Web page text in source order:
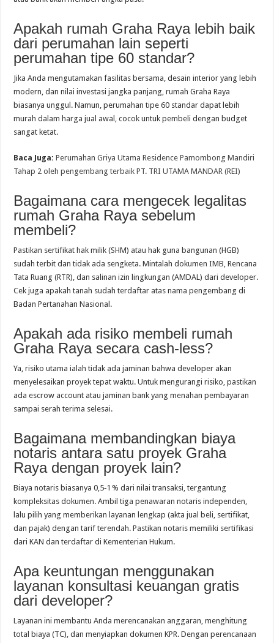
Apakah rumah Graha Raya lebih baik
dari perumahan lain seperti
perumahan tipe 60 standar?
Jika Anda mengutamakan fasilitas bersama, desain interior yang lebih
modern, dan nilai investasi jangka panjang, rumah Graha Raya
biasanya unggul. Namun, perumahan tipe 60 standar dapat lebih
murah dalam harga jual awal, cocok untuk pembeli dengan budget
sangat ketat.
Baca Juga: Perumahan Griya Utama Residence Pamombong Mandiri
Tahap 2 oleh pengembang terbaik PT. TRI UTAMA MANDAR (REI)
Bagaimana cara mengecek legalitas
rumah Graha Raya sebelum
membeli?
Pastikan sertifikat hak milik (SHM) atau hak guna bangunan (HGB)
sudah terbit dan tidak ada sengketa. Mintalah dokumen IMB, Rencana
Tata Ruang (RTR), dan salinan izin lingkungan (AMDAL) dari developer.
Cek juga apakah tanah sudah terdaftar atas nama pengembang di
Badan Pertanahan Nasional.
Apakah ada risiko membeli rumah
Graha Raya secara cash‑less?
Ya, risiko utama ialah tidak ada jaminan bahwa developer akan
menyelesaikan proyek tepat waktu. Untuk mengurangi risiko, pastikan
ada escrow account atau jaminan bank yang menahan pembayaran
sampai serah terima selesai.
Bagaimana membandingkan biaya
notaris antara satu proyek Graha
Raya dengan proyek lain?
Biaya notaris biasanya 0,5‑1 % dari nilai transaksi, tergantung
kompleksitas dokumen. Ambil tiga penawaran notaris independen,
lalu pilih yang memberikan layanan lengkap (akta jual beli, sertifikat,
dan pajak) dengan tarif terendah. Pastikan notaris memiliki sertifikasi
dari KAN dan terdaftar di Kementerian Hukum.
Apa keuntungan menggunakan
layanan konsultasi keuangan gratis
dari developer?
Layanan ini membantu Anda merencanakan anggaran, menghitung
total biaya (TC), dan menyiapkan dokumen KPR. Dengan perencanaan